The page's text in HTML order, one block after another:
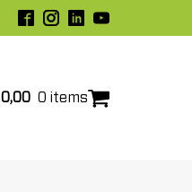
0,00 0 items